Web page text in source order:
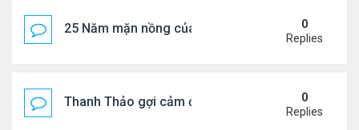
25 Năm mặn nồng của 'Điệp viên 007'
0
Replies
Thanh Thảo gợi cảm ở tuổi 49
0
Replies